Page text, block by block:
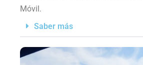
Móvil.
Saber más